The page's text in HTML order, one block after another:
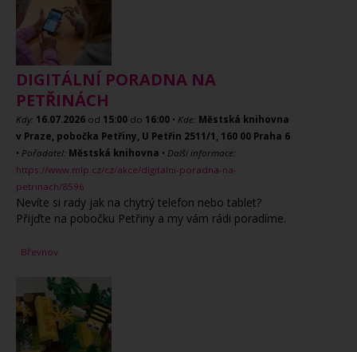
DIGITÁLNÍ PORADNA NA
PETŘINÁCH
Kdy: 16.07.2026 od 15:00 do 16:00 • Kde: Městská knihovna
v Praze, pobočka Petřiny, U Petřin 2511/1, 160 00 Praha 6
• Pořadatel: Městská knihovna • Další informace:
https://www.mlp.cz/cz/akce/digitalni-poradna-na-
petrinach/8596
Nevíte si rady jak na chytrý telefon nebo tablet?
Přijďte na pobočku Petřiny a my vám rádi poradíme.
Břevnov